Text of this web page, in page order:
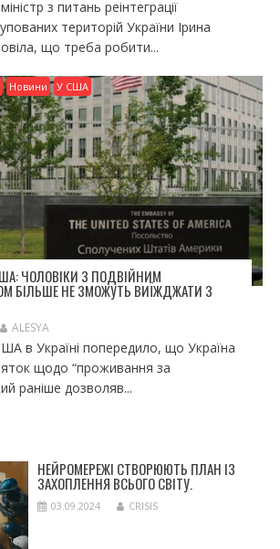
з питань реінтеграції
територій України Ірина
що треба робити...
Новини У США
ЧОЛОВІКИ З ПОДВІЙНИМ
БІЛЬШЕ НЕ ЗМОЖУТЬ ВИЇЖДЖАТИ З
ALESYA
в Україні попередило, що Україна
щодо “проживання за
раніше дозволяв...
НЕЙРОМЕРЕЖІ СТВОРЮЮТЬ ПЛАН ІЗ
ЗАХОПЛЕННЯ ВСЬОГО СВІТУ.
03.09.2024 CRISIS